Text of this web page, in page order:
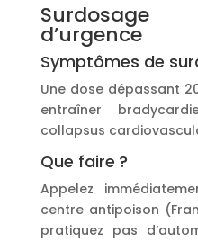
d’urgence
Symptômes de
Une dose dépassant
entraîner
collapsus
Que faire ?
Appelez
centre antipoison
pratiquez pas